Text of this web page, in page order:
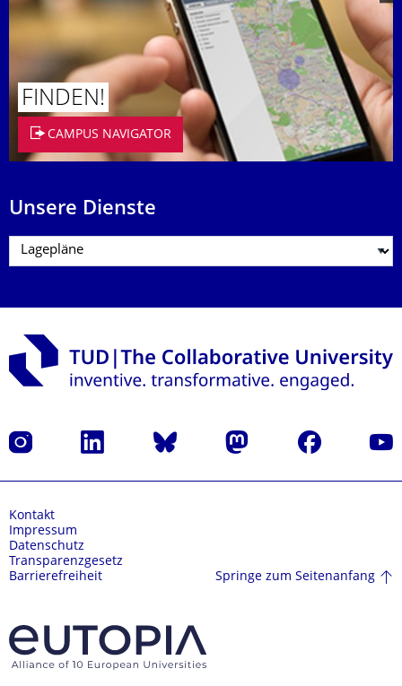
FINDEN!
CAMPUS NAVIGATOR
Unsere Dienste
Instagram LinkedIn Bluesky Mastodon Facebook
Kontakt
Impressum
Datenschutz
Transparenzgesetz
Barrierefreiheit
Springe zum Seitenanfang